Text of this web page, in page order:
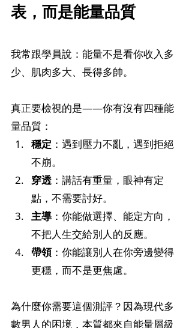
表，而是能量品質
我常跟學員說：能量不是看你收入多
少、肌肉多大、長得多帥。
真正要檢視的是——你有沒有四種能
量品質：
穩定 ：遇到壓力不亂，遇到拒絕
不崩。
穿透 ：講話有重量，眼神有定
點，不需要討好。
主導 ：你能做選擇、能定方向，
不把人生交給別人的反應。
帶領：你能讓別人在你旁邊變得
更穩，而不是更焦慮。
為什麼你需要這個測評？因為現代多
數男人的困境，本質都來自能量層級